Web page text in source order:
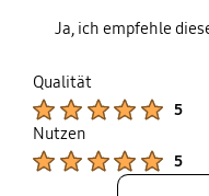
für die Start
Piepen beim Start
diesen auch
Induktionskochfeld
weiterempfehlen
brauch und Wert auf
Ja, ich empfehle
Qualität
5
Nutzen
5